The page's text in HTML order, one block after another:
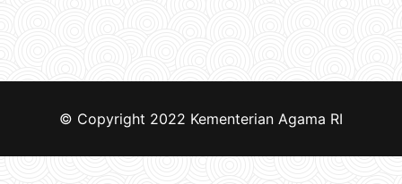
© Copyright 2022 Kementerian Agama RI